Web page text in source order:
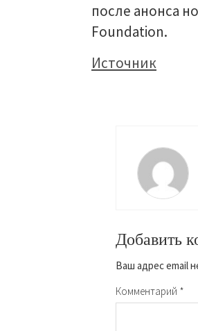
после анонса
Foundation.
Источник
Добавить
Ваш адрес email
Комментарий *